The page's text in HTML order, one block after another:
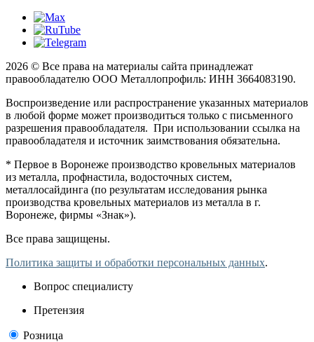
2026 © Все права на материалы сайта принадлежат
правообладателю ООО Металлопрофиль: ИНН 3664083190.
Воспроизведение или распространение указанных материалов
в любой форме может производиться только с письменного
разрешения правообладателя. При использовании ссылка на
правообладателя и источник заимствования обязательна.
* Первое в Воронеже производство кровельных материалов
из металла, профнастила, водосточных систем,
металлосайдинга (по результатам исследования рынка
производства кровельных материалов из металла в г.
Воронеже, фирмы «Знак»).
Все права защищены.
Политика защиты и обработки персональных данных.
Вопрос специалисту
Претензия
Розница